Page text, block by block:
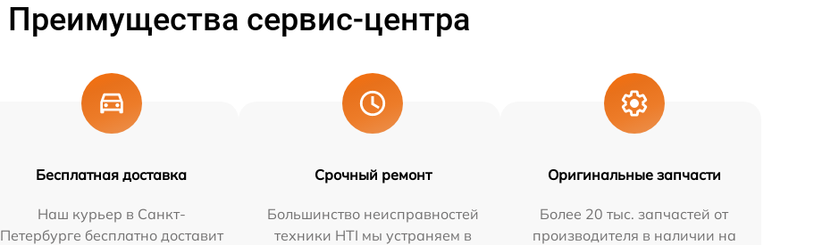
Преимущества сервис-центра
Бесплатная доставка
Наш курьер в Санкт-
Петербурге бесплатно доставит
Срочный ремонт
Большинство неисправностей
техники HTI мы устраняем в
Оригинальные запчасти
Более 20 тыс. запчастей от
производителя в наличии на